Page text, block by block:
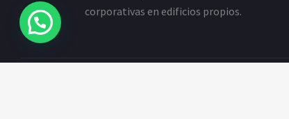
corporativas en edificios propios.